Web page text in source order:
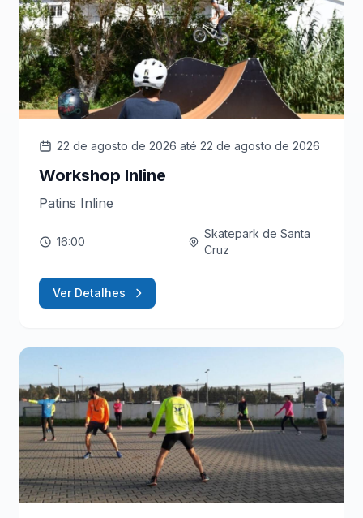
22 de agosto de 2026 até 22 de agosto de 2026
Workshop Inline
Patins Inline
16:00
Skatepark de Santa
Cruz
Ver Detalhes